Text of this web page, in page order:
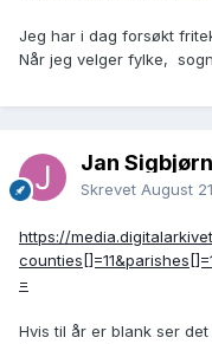
Jeg har i dag forsøkt
Når jeg velger fylke,
Jan
Skrevet August
https://
=
Hvis til år er blank ser